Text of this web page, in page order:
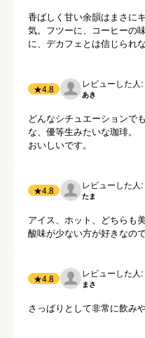
香ばしく甘い余韻はまさに
気。フツーに、コーヒーの
に、デカフェとは信じられ
★4.8 レビューした人
あき
どんなシチュエーションで
な、優等生みたいな珈琲。
★4.8 レビューした人
たま
アイス、ホット、どちらも
酸味が少ない方が好きなので
★4.8 レビューした人
まさ
さっぱりとして非常に飲み